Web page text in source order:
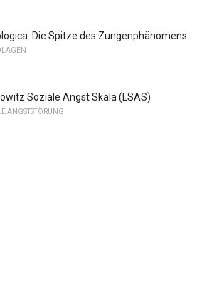
Die Spitze des Zungenphänomens
Soziale Angst Skala (LSAS)
ANGSTSTÖRUNG